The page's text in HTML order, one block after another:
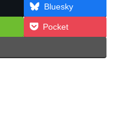
Bluesky
Pocket